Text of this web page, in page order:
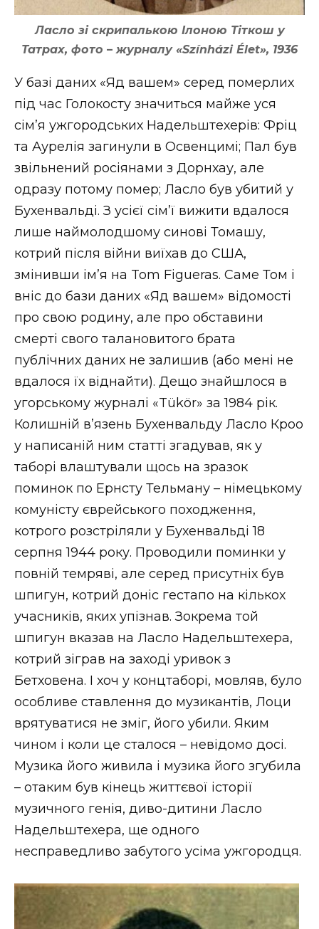
Ласло зі скрипалькою Ілоною Тіткош у
Татрах, фото – журналу «Színházi Élet», 1936
У базі даних «Яд вашем» серед померлих
під час Голокосту значиться майже уся
сім’я ужгородських Надельштехерів: Фріц
та Аурелія загинули в Освенцимі; Пал був
звільнений росіянами з Дорнхау, але
одразу потому помер; Ласло був убитий у
Бухенвальді. З усієї сім’ї вижити вдалося
лише наймолодшому синові Томашу,
котрий після війни виїхав до США,
змінивши ім’я на Tom Figueras. Саме Том і
вніс до бази даних «Яд вашем» відомості
про свою родину, але про обставини
смерті свого талановитого брата
публічних даних не залишив (або мені не
вдалося їх віднайти). Дещо знайшлося в
угорському журналі «Tükör» за 1984 рік.
Колишній в’язень Бухенвальду Ласло Кроо
у написаній ним статті згадував, як у
таборі влаштували щось на зразок
поминок по Ернсту Тельману – німецькому
комуністу єврейського походження,
котрого розстріляли у Бухенвальді 18
серпня 1944 року. Проводили поминки у
повній темряві, але серед присутніх був
шпигун, котрий доніс гестапо на кількох
учасників, яких упізнав. Зокрема той
шпигун вказав на Ласло Надельштехера,
котрий зіграв на заході уривок з
Бетховена. І хоч у концтаборі, мовляв, було
особливе ставлення до музикантів, Лоци
врятуватися не зміг, його убили. Яким
чином і коли це сталося – невідомо досі.
Музика його живила і музика його згубила
– отаким був кінець життєвої історії
музичного генія, диво-дитини Ласло
Надельштехера, ще одного
несправедливо забутого усіма ужгородця.